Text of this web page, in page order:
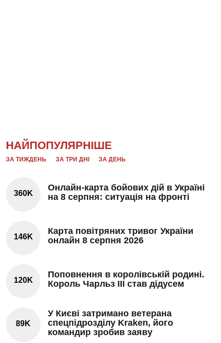
НАЙПОПУЛЯРНІШЕ
ЗА ТИЖДЕНЬ ЗА ТРИ ДНІ ЗА ДЕНЬ
360K
Онлайн-карта бойових дій в Україні
на 8 серпня: ситуація на фронті
146K
Карта повітряних тривог України
онлайн 8 серпня 2026
120K
Поповнення в королівській родині.
Король Чарльз III став дідусем
89K
У Києві затримано ветерана
спецпідрозділу Kraken, його
командир зробив заяву